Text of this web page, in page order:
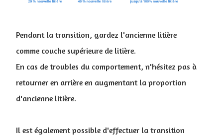
Pendant la transition, gardez l'ancienne litière
comme couche supérieure de litière.
En cas de troubles du comportement, n'hésitez pas à
retourner en arrière en augmentant la proportion
d'ancienne litière.
Il est également possible d'effectuer la transition